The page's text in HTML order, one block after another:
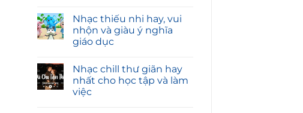
Nhạc thiếu nhi hay, vui
nhộn và giàu ý nghĩa
giáo dục
Nhạc chill thư giãn hay
nhất cho học tập và làm
việc